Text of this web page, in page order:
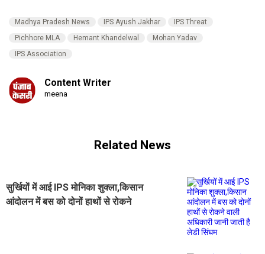
Madhya Pradesh News IPS Ayush Jakhar
IPS Threat
Pichhore MLA
Hemant Khandelwal
Mohan Yadav
IPS Association
Content Writer
meena
Related News
सुर्खियों में आई IPS मोनिका शुक्ला,किसान
आंदोलन में बस को दोनों हाथों से रोकने